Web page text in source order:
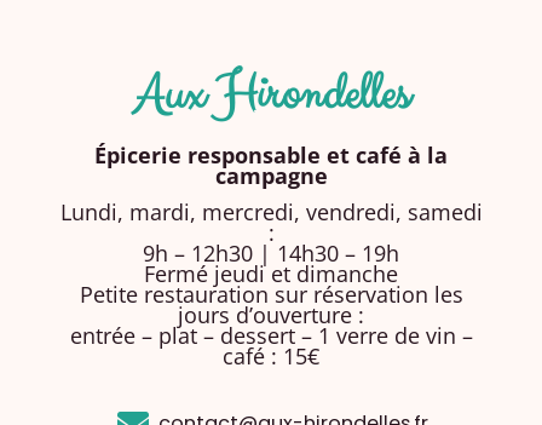
Aux Hirondelles
Épicerie responsable et café à la
campagne
Lundi, mardi, mercredi, vendredi, samedi
:
9h – 12h30 | 14h30 – 19h
Fermé jeudi et dimanche
Petite restauration sur réservation les
jours d’ouverture :
entrée – plat – dessert – 1 verre de vin –
café : 15€